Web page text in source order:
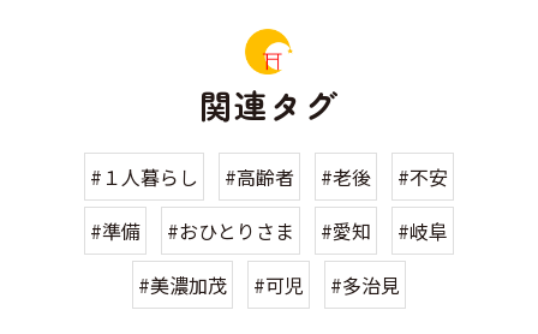
関連タグ
#１人暮らし #高齢者 #老後
#不安
#準備
#おひとりさま #愛知
#岐阜
#美濃加茂
#可児 #多治見